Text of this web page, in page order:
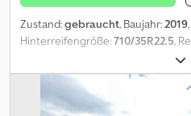
Zustand:gebraucht, Baujahr:2019
Hinterreifengröße:710/35R22.5,
,
Kreisel:4, Hydraulische
540Beleuchtung:
8084Irrtum + Zwischenverkauf